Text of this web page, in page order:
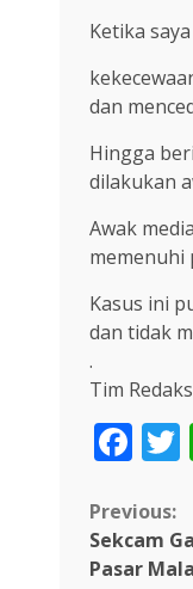
Ketika
dan
Hingga
dilakukan
Awak
memenuhi
Kasus ini
dan tidak
.
Tim
Previous:
Sekcam
Pasar